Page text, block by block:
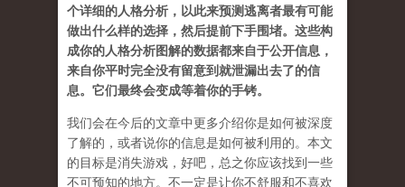
个详细的人格分析，以此来预测逃离者最有可能
做出什么样的选择，然后提前下手围堵。这些构
成你的人格分析图解的数据都来自于公开信息，
来自你平时完全没有留意到就泄漏出去了的信
息。它们最终会变成等着你的手铐。
我们会在今后的文章中更多介绍你是如何被深度
了解的，或者说你的信息是如何被利用的。本文
的目标是消失游戏，好吧，总之你应该找到一些
不可预知的地方。不一定是让你不舒服和不喜欢